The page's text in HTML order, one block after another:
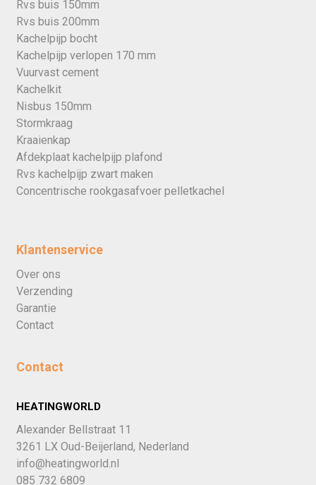
Rvs buis 150mm
Rvs buis 200mm
Kachelpijp bocht
Kachelpijp verlopen 170 mm
Vuurvast cement
Kachelkit
Nisbus 150mm
Stormkraag
Kraaienkap
Afdekplaat kachelpijp plafond
Rvs kachelpijp zwart maken
Concentrische rookgasafvoer pelletkachel
Klantenservice
Over ons
Verzending
Garantie
Contact
Contact
HEATINGWORLD
Alexander Bellstraat 11
3261 LX Oud-Beijerland, Nederland
info@heatingworld.nl
085 732 6809